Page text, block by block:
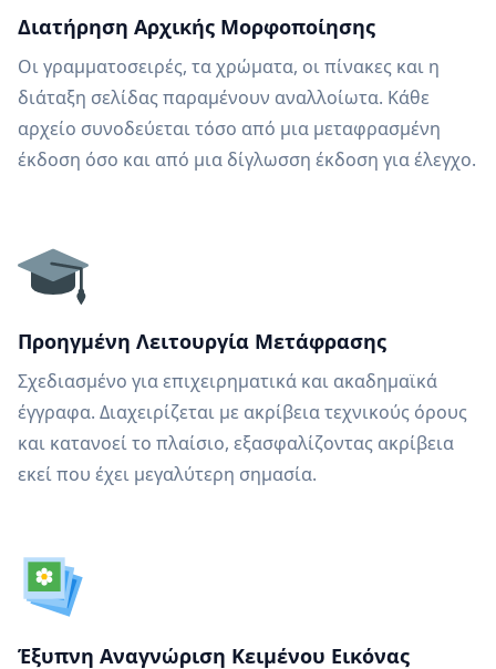
Διατήρηση Αρχικής Μορφοποίησης
Οι γραμματοσειρές, τα χρώματα, οι πίνακες και η
διάταξη σελίδας παραμένουν αναλλοίωτα. Κάθε
αρχείο συνοδεύεται τόσο από μια μεταφρασμένη
έκδοση όσο και από μια δίγλωσση έκδοση για έλεγχο.
Προηγμένη Λειτουργία Μετάφρασης
Σχεδιασμένο για επιχειρηματικά και ακαδημαϊκά
έγγραφα. Διαχειρίζεται με ακρίβεια τεχνικούς όρους
και κατανοεί το πλαίσιο, εξασφαλίζοντας ακρίβεια
εκεί που έχει μεγαλύτερη σημασία.
Έξυπνη Αναγνώριση Κειμένου Εικόνας